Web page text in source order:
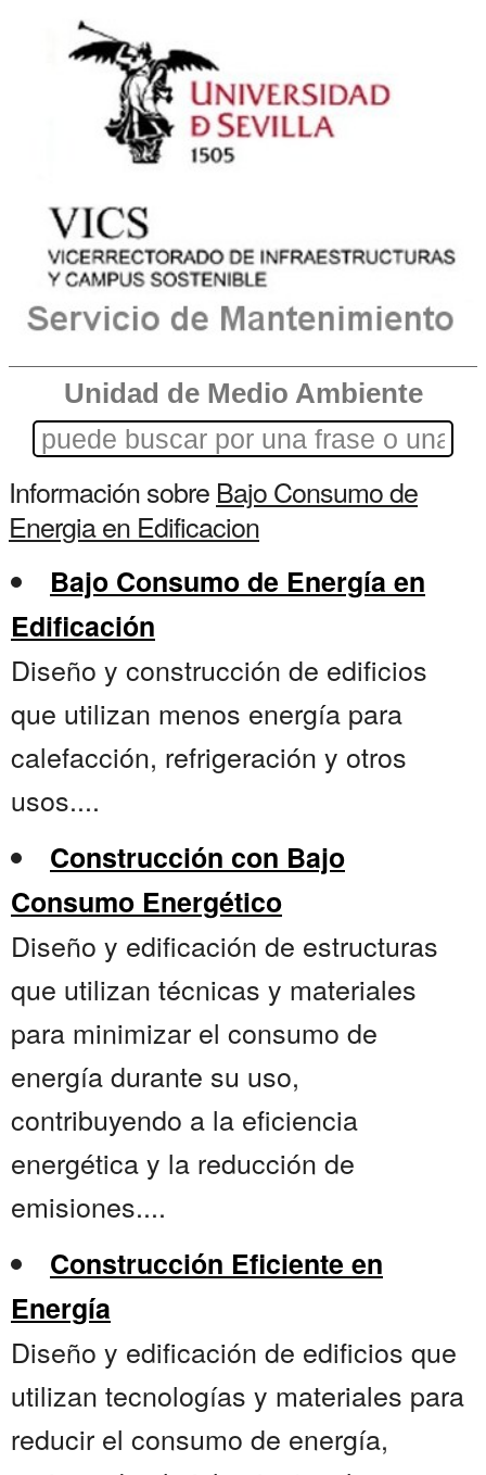
Unidad de Medio Ambiente
Información sobre Bajo Consumo de
Energia en Edificacion
Bajo Consumo de Energía en
Edificación
Diseño y construcción de edificios
que utilizan menos energía para
calefacción, refrigeración y otros
usos....
Construcción con Bajo
Consumo Energético
Diseño y edificación de estructuras
que utilizan técnicas y materiales
para minimizar el consumo de
energía durante su uso,
contribuyendo a la eficiencia
energética y la reducción de
emisiones....
Construcción Eficiente en
Energía
Diseño y edificación de edificios que
utilizan tecnologías y materiales para
reducir el consumo de energía,